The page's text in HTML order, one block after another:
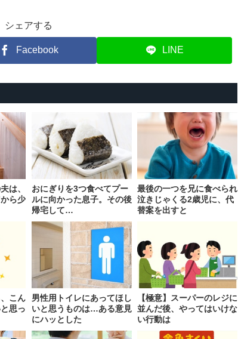
シェアする
Facebook LINE
は、
ら少
おにぎりを3つ食べてプー
ルに向かった息子。その後
帰宅して…
最後の一つを兄に食べられ
泣きじゃくる2歳児に、代
替案を出すと
こん
思っ
男性用トイレにあってほし
いと思うものは…ある意見
にハッとした
【極意】スーパーのレジに
並んだ後、やってはいけな
い行動は